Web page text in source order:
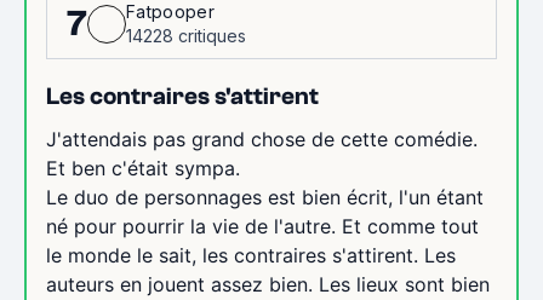
7
Fatpooper
14228 critiques
Les contraires s'attirent
J'attendais pas grand chose de cette comédie.
Et ben c'était sympa.
Le duo de personnages est bien écrit, l'un étant
né pour pourrir la vie de l'autre. Et comme tout
le monde le sait, les contraires s'attirent. Les
auteurs en jouent assez bien. Les lieux sont bien